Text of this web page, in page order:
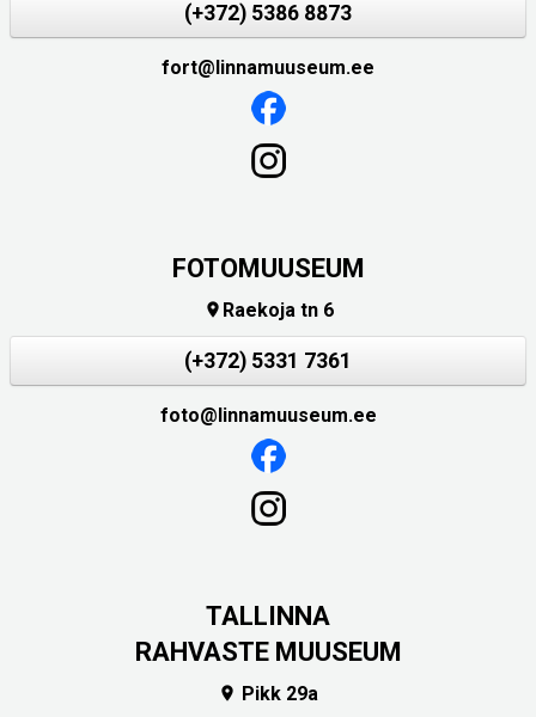
(+372) 5386 8873
fort@linnamuuseum.ee
FOTOMUUSEUM
 Raekoja tn 6
(+372) 5331 7361
foto@linnamuuseum.ee
TALLINNA
RAHVASTE MUUSEUM
 Pikk 29a